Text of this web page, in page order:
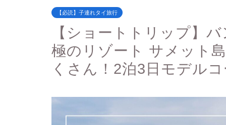
【必読】子連れタイ旅行
【ショートトリップ】
極のリゾート サメット
くさん！2泊3日モデル